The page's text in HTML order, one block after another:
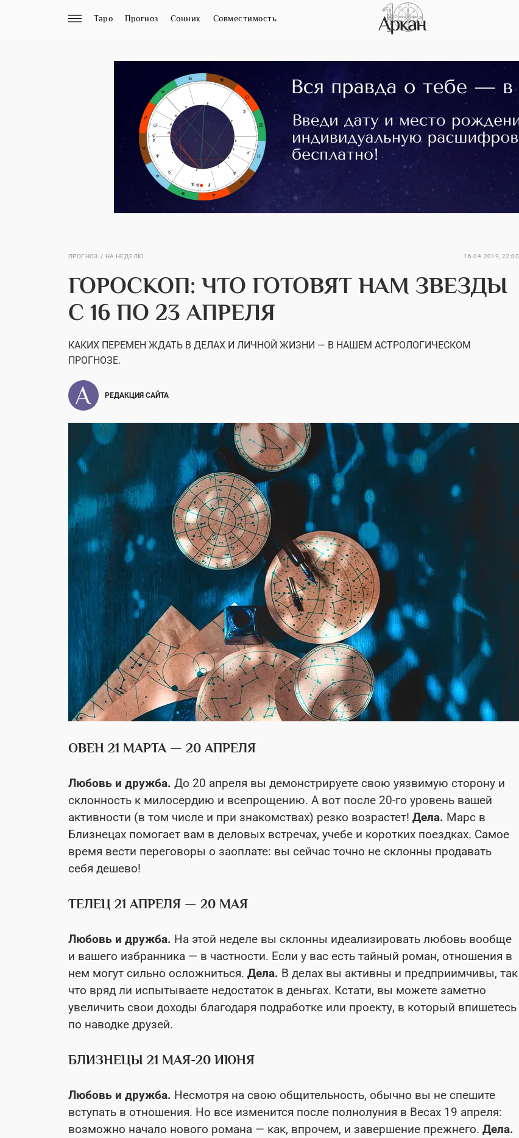
Таро Прогноз Сонник Совместимость
ПРОГНОЗ НА НЕДЕЛЮ 16.04.2019, 22:00
ГОРОСКОП: ЧТО ГОТОВЯТ НАМ ЗВЕЗДЫ
С 16 ПО 23 АПРЕЛЯ
КАКИХ ПЕРЕМЕН ЖДАТЬ В ДЕЛАХ И ЛИЧНОЙ ЖИЗНИ — В НАШЕМ АСТРОЛОГИЧЕСКОМ
ПРОГНОЗЕ.
РЕДАКЦИЯ САЙТА
ОВЕН 21 МАРТА — 20 АПРЕЛЯ
Любовь и дружба. До 20 апреля вы демонстрируете свою уязвимую сторону и
склонность к милосердию и всепрощению. А вот после 20-го уровень вашей
активности (в том числе и при знакомствах) резко возрастет! Дела. Марс в
Близнецах помогает вам в деловых встречах, учебе и коротких поездках. Самое
время вести переговоры о заоплате: вы сейчас точно не склонны продавать
себя дешево!
ТЕЛЕЦ 21 АПРЕЛЯ — 20 МАЯ
Любовь и дружба. На этой неделе вы склонны идеализировать любовь вообще
и вашего избранника — в частности. Если у вас есть тайный роман, отношения в
нем могут сильно осложниться. Дела. В делах вы активны и предприимчивы, так
что вряд ли испытываете недостаток в деньгах. Кстати, вы можете заметно
увеличить свои доходы благодаря подработке или проекту, в который впишетесь
по наводке друзей.
БЛИЗНЕЦЫ 21 МАЯ-20 ИЮНЯ
Любовь и дружба. Несмотря на свою общительность, обычно вы не спешите
вступать в отношения. Но все изменится после полнолуния в Весах 19 апреля:
возможно начало нового романа — как, впрочем, и завершение прежнего. Дела.